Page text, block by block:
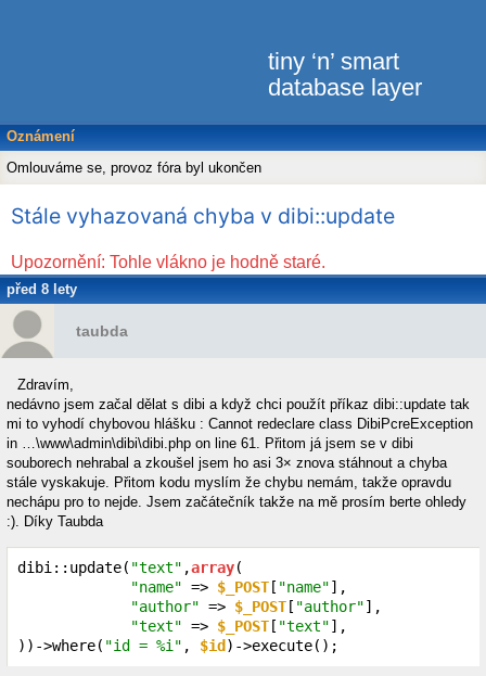
tiny ‘n’ smart
database layer
Oznámení
Omlouváme se, provoz fóra byl ukončen
Stále vyhazovaná chyba v dibi::update
Upozornění: Tohle vlákno je hodně staré.
před 8 lety
taubda
Zdravím,
nedávno jsem začal dělat s dibi a když chci použít příkaz dibi::update tak
mi to vyhodí chybovou hlášku : Cannot redeclare class DibiPcreException
in …\www\admin\dibi\dibi.php on line 61. Přitom já jsem se v dibi
souborech nehrabal a zkoušel jsem ho asi 3× znova stáhnout a chyba
stále vyskakuje. Přitom kodu myslím že chybu nemám, takže opravdu
nechápu pro to nejde. Jsem začátečník takže na mě prosím berte ohledy
:). Díky Taubda
dibi::update( "text" ,array(
"name" => $_POST [ "name"],
"author" => $_POST [ "author"],
"text" => $_POST [ "text"],
))->where( "id = %i" , $id )->execute();